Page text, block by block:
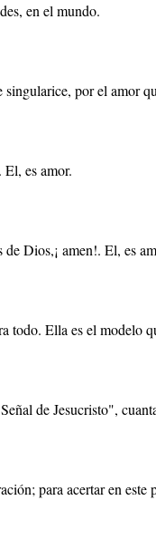
en el mundo.
por el amor
es amor.
Dios,¡ amen!. El, es
todo. Ella es el modelo
de Jesucristo",
para acertar en este